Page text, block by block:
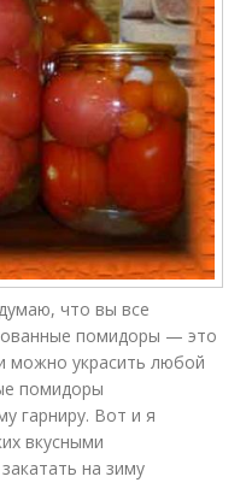
что вы все
помидоры — это
можно украсить любой
помидоры
гарниру. Вот и я
вкусными
на зиму